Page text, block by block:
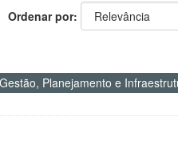
Ordenar por
Planejamento e